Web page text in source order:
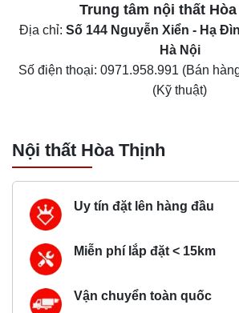
Trung tâm nội thất
Địa chỉ: Số 144 Nguyễn Xiển - Hạ
Hà Nội
Số điện thoại: 0971.958.991 (Bán
(Kỹ thuật)
Nội thất Hòa Thịnh
Uy tín đặt lên hàng đầu
Miễn phí lắp đặt < 15km
Vận chuyển toàn quốc